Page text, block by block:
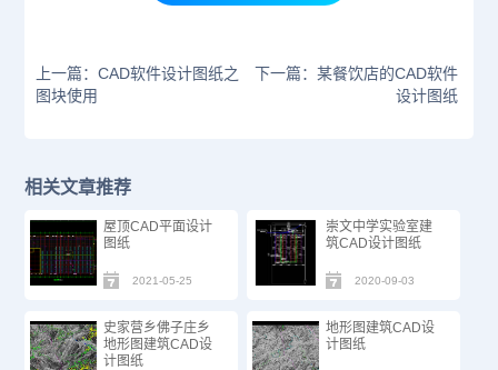
上一篇：CAD软件设计图纸之
图块使用
下一篇：某餐饮店的CAD软件
设计图纸
相关文章推荐
屋顶CAD平面设计
图纸
2021-05-25
崇文中学实验室建
筑CAD设计图纸
2020-09-03
史家营乡佛子庄乡
地形图建筑CAD设
计图纸
地形图建筑CAD设
计图纸